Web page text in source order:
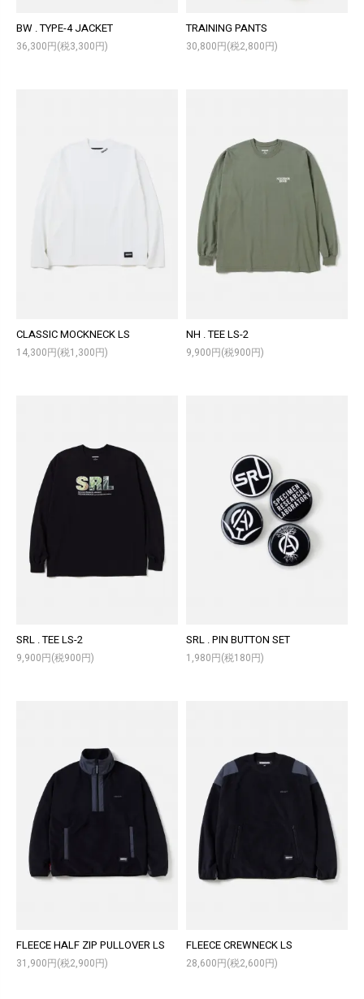
BW . TYPE-4 JACKET
36,300円(税3,300円)
TRAINING PANTS
30,800円(税2,800円)
CLASSIC MOCKNECK LS
14,300円(税1,300円)
NH . TEE LS-2
9,900円(税900円)
SRL . TEE LS-2
9,900円(税900円)
SRL . PIN BUTTON SET
1,980円(税180円)
FLEECE HALF ZIP PULLOVER LS
31,900円(税2,900円)
FLEECE CREWNECK LS
28,600円(税2,600円)